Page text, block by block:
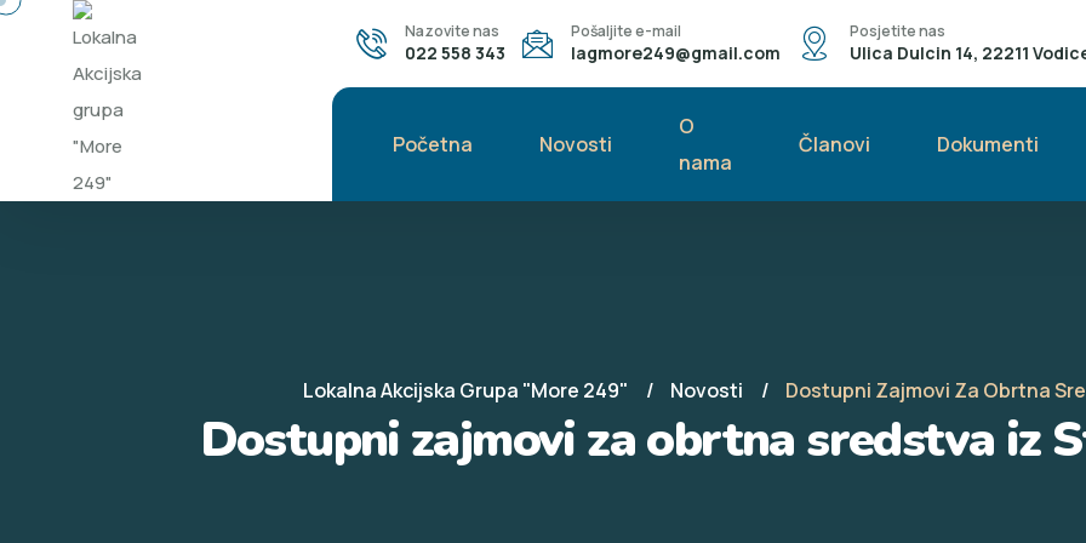
Nazovite nas
022 558 343
Pošaljite e-mail
lagmore249@gmail.com
Posjetite nas
Ulica Dulcin 14, 22211
Početna Novosti
O
nama
Članovi Dokumenti
Lokalna Akcijska Grupa "More 249" Novosti Dostupni Zajmovi Za Obrtna
Dostupni zajmovi za obrtna sredstva iz